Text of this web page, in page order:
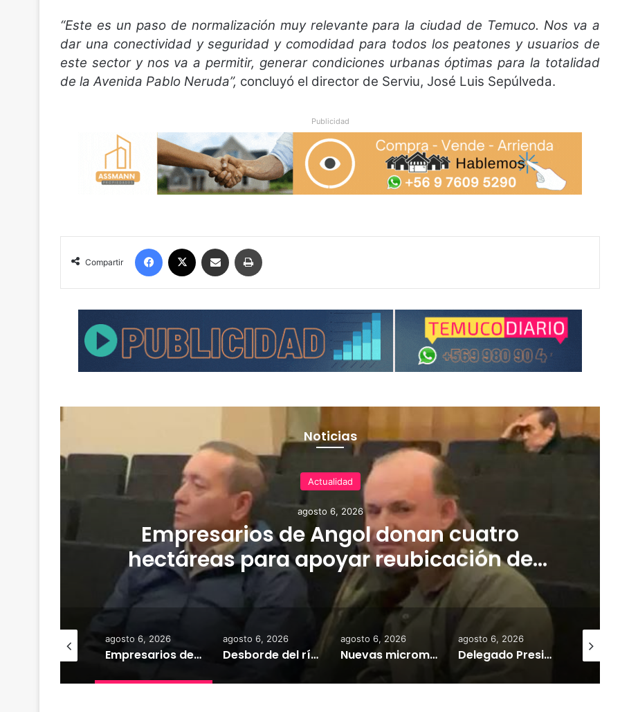
“Este es un paso de normalización muy relevante para la ciudad de Temuco. Nos va a
dar una conectividad y seguridad y comodidad para todos los peatones y usuarios de
este sector y nos va a permitir, generar condiciones urbanas óptimas para la totalidad
de la Avenida Pablo Neruda”, concluyó el director de Serviu, José Luis Sepúlveda.
Publicidad
Compartir
Noticias
Actualidad
agosto 6, 2026
Empresarios de Angol donan cuatro
hectáreas para apoyar reubicación de
familias afectadas por inundaciones
agosto 6, 2026
Empresarios de Angol donan cuatro hectáreas para apoyar reubicación de familias afectadas por inundaciones
agosto 6, 2026
Desborde del río Imperial mantiene aisladas a miles de personas y deja viviendas bajo el agua en La Araucanía
agosto 6, 2026
Nuevas micromovilidades en Temuco: concejal Fredy Cartes destaca llegada de empresa Jet con tarifas más accesibles y mejores estándares de seguridad
agosto 6, 2026
Delegado Presidencial: «durante los próximos días se pronostican bajas temperaturas e incluso nevadas en algunos sectores de la Región»